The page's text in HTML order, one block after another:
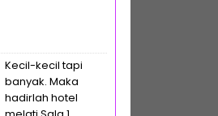
Kecil-kecil tapi
banyak. Maka
hadirlah hotel